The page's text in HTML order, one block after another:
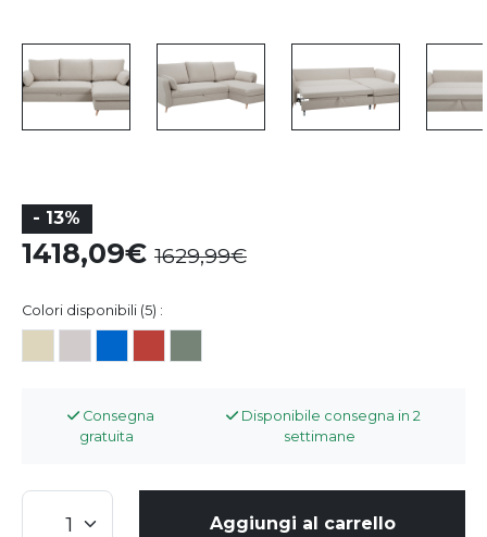
- 13%
1418,09 1629,99
Colori disponibili (5) :
Consegna
gratuita
Disponibile consegna in 2
settimane
Aggiungi al carrello